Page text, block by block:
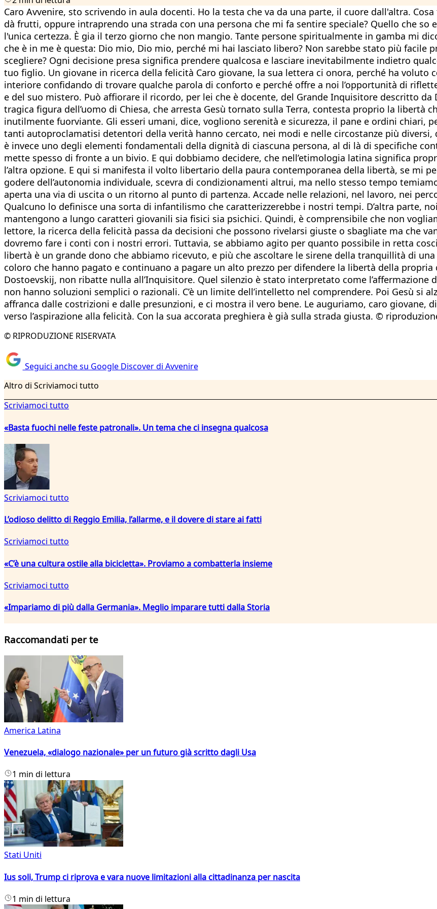
Caro Avvenire, sto scrivendo in aula docenti. Ho la testa che va da una parte, il cuore dall'altra.
dà frutti, oppure intraprendo una strada con una persona che mi fa sentire speciale? Quello che so
l'unica certezza. È gia il terzo giorno che non mangio. Tante persone spiritualmente in gamba mi
che è in me è questa: Dio mio, Dio mio, perché mi hai lasciato libero? Non sarebbe stato più
scegliere? Ogni decisione presa significa prendere qualcosa e lasciare inevitabilmente indietro
tuo figlio. Un giovane in ricerca della felicità Caro giovane, la sua lettera ci onora, perché ha
interiore confidando di trovare qualche parola di conforto e perché offre a noi l’opportunità di
e del suo mistero. Può affiorare il ricordo, per lei che è docente, del Grande Inquisitore descritto da
tragica figura dell’uomo di Chiesa, che arresta Gesù tornato sulla Terra, contesta proprio la libertà
inutilmente fuorviante. Gli esseri umani, dice, vogliono serenità e sicurezza, il pane e ordini chiari,
tanti autoproclamatisi detentori della verità hanno cercato, nei modi e nelle circostanze più
è invece uno degli elementi fondamentali della dignità di ciascuna persona, al di là di specifiche
mette spesso di fronte a un bivio. E qui dobbiamo decidere, che nell’etimologia latina significa
l’altra opzione. E qui si manifesta il volto libertario della paura contemporanea della libertà, se mi
godere dell’autonomia individuale, scevra di condizionamenti altrui, ma nello stesso tempo
aperta una via di uscita o un ritorno al punto di partenza. Accade nelle relazioni, nel lavoro, nei
Qualcuno lo definisce una sorta di infantilismo che caratterizzerebbe i nostri tempi. D’altra parte,
mantengono a lungo caratteri giovanili sia fisici sia psichici. Quindi, è comprensibile che non
lettore, la ricerca della felicità passa da decisioni che possono rivelarsi giuste o sbagliate ma che
dovremo fare i conti con i nostri errori. Tuttavia, se abbiamo agito per quanto possibile in retta
libertà è un grande dono che abbiamo ricevuto, e più che ascoltare le sirene della tranquillità di
coloro che hanno pagato e continuano a pagare un alto prezzo per difendere la libertà della
Dostoevskij, non ribatte nulla all’Inquisitore. Quel silenzio è stato interpretato come
non hanno soluzioni semplici o razionali. C’è un limite dell’intelletto nel comprendere. Poi Gesù si
affranca dalle costrizioni e dalle presunzioni, e ci mostra il vero bene. Le auguriamo, caro giovane,
verso l’aspirazione alla felicità. Con la sua accorata preghiera è già sulla strada giusta. ©
© RIPRODUZIONE RISERVATA
Seguici anche su Google Discover di Avvenire
Altro di Scriviamoci tutto
Scriviamoci tutto
«Basta fuochi nelle feste patronali». Un tema che ci insegna qualcosa
Scriviamoci tutto
L’odioso delitto di Reggio Emilia, l’allarme, e il dovere di stare ai fatti
Scriviamoci tutto
«C’è una cultura ostile alla bicicletta». Proviamo a combatterla insieme
Scriviamoci tutto
«Impariamo di più dalla Germania». Meglio imparare tutti dalla Storia
Raccomandati per te
America Latina
Venezuela, «dialogo nazionale» per un futuro già scritto dagli Usa
1 min di lettura
Stati Uniti
Ius soli, Trump ci riprova e vara nuove limitazioni alla cittadinanza per nascita
1 min di lettura